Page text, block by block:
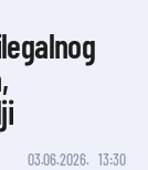
03.06.2026. 13:30